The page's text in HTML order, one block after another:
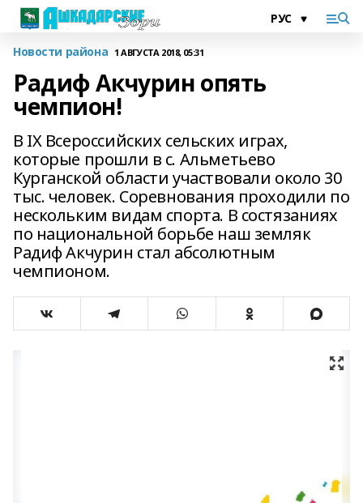
Новости района 1 АВГУСТА 2018, 05:31
Радиф Акчурин опять
чемпион!
В IХ Всероссийских сельских играх,
которые прошли в с. Альметьево
Курганской области участвовали около 30
тыс. человек. Соревнования проходили по
нескольким видам спорта. В состязаниях
по национальной борьбе наш земляк
Радиф Акчурин стал абсолютным
чемпионом.